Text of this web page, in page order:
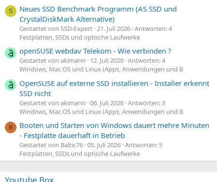
S
Neues SSD Benchmark Programm (AS SSD und
CrystalDiskMark Alternative)
Gestartet von SSD-Expert 21. Juli 2026 Antworten: 4
Festplatten, SSDs und optische Laufwerke
openSUSE webdav Telekom - Wie verbinden ?
Gestartet von akimann 12. Juli 2026 Antworten: 4
Windows, Mac OS und Linux (Apps, Anwendungen und B
OpenSUSE auf externe SSD installieren - Installer erkennt
SSD nicht
Gestartet von akimann 06. Juli 2026 Antworten: 3
Windows, Mac OS und Linux (Apps, Anwendungen und B
B
Booten und Starten von Windows dauert mehre Minuten
- Festplatte dauerhaft in Betrieb
Gestartet von Baltic76 05. Juli 2026 Antworten: 5
Festplatten, SSDs und optische Laufwerke